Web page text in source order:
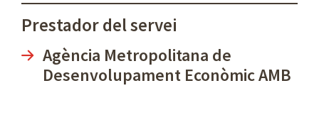
Prestador del servei
Agència Metropolitana de
Desenvolupament Econòmic AMB